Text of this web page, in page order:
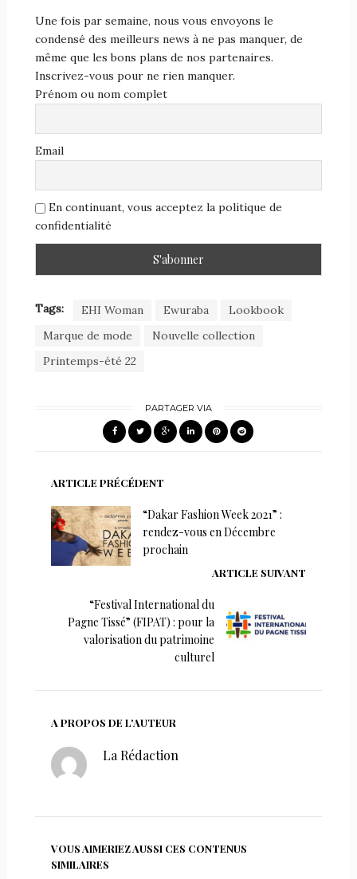
Une fois par semaine, nous vous envoyons le
condensé des meilleurs news à ne pas manquer, de
même que les bons plans de nos partenaires.
Inscrivez-vous pour ne rien manquer.
Prénom ou nom complet
Email
En continuant, vous acceptez la politique de
confidentialité
Tags: EHI Woman Ewuraba
Lookbook
Marque de mode
Nouvelle collection
Printemps-été 22
PARTAGER VIA
ARTICLE PRÉCÉDENT
“Dakar Fashion Week 2021” :
rendez-vous en Décembre
prochain
ARTICLE SUIVANT
“Festival International du
Pagne Tissé” (FIPAT) : pour la
valorisation du patrimoine
culturel
A PROPOS DE L'AUTEUR
La Rédaction
VOUS AIMERIEZ AUSSI CES CONTENUS
SIMILAIRES